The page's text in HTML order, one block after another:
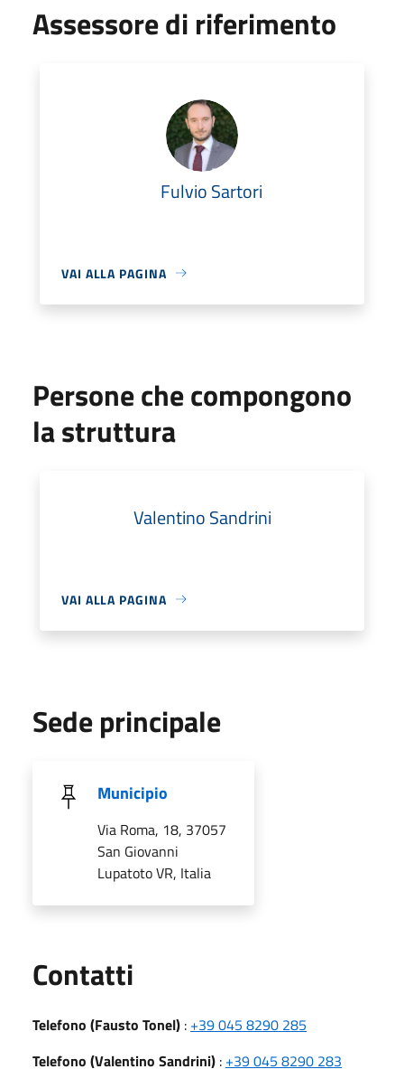
Assessore di riferimento
Fulvio Sartori
VAI ALLA PAGINA
Persone che compongono
la struttura
Valentino Sandrini
VAI ALLA PAGINA
Sede principale
Municipio
Via Roma, 18, 37057
San Giovanni
Lupatoto VR, Italia
Contatti
Telefono (Fausto Tonel) : +39 045 8290 285
Telefono (Valentino Sandrini) : +39 045 8290 283